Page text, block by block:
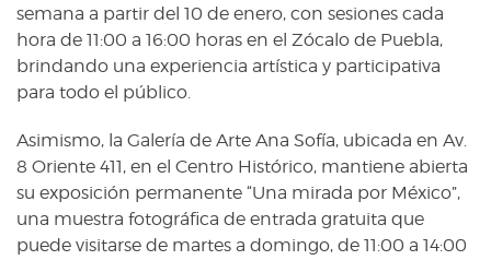
semana a partir del 10 de enero, con sesiones cada
hora de 11:00 a 16:00 horas en el Zócalo de Puebla,
brindando una experiencia artística y participativa
para todo el público.
Asimismo, la Galería de Arte Ana Sofía, ubicada en Av.
8 Oriente 411, en el Centro Histórico, mantiene abierta
su exposición permanente “Una mirada por México”,
una muestra fotográfica de entrada gratuita que
puede visitarse de martes a domingo, de 11:00 a 14:00